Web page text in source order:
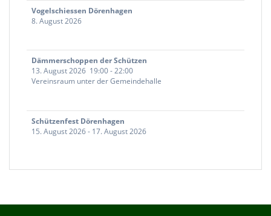
Vogelschiessen Dörenhagen
8. August 2026
Dämmerschoppen der Schützen
13. August 2026 19:00-22:00
Vereinsraum unter der Gemeindehalle
Schützenfest Dörenhagen
15. August 2026- 17. August 2026